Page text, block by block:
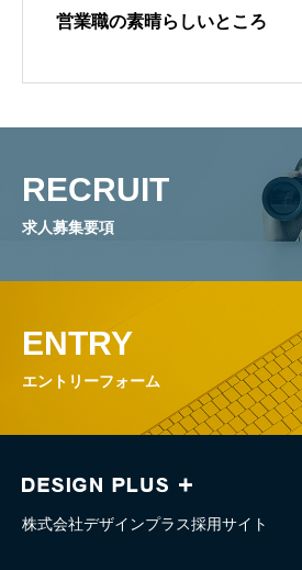
BLOG
採用サイトからのお知らせ
ENTRY
採用エントリーフォーム
営業職の素晴らしいところ
RECRUIT
求人募集要項
ENTRY
エントリーフォーム
株式会社デザインプラス採用サイト